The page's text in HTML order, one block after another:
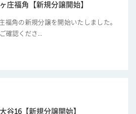
庄福角【新規分譲開始】
福角の新規分譲を開始いたしました。
確認くださ...
谷16【新規分譲開始】